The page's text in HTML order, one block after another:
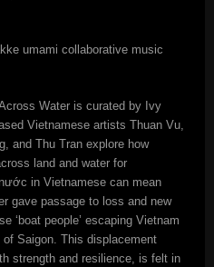
umami collaborative music
Water is curated by Ivy
Vietnamese artists Thuan Vu,
and Thu Tran explore how
land and water for
in Vietnamese can mean
gave passage to loss and new
‘boat people’ escaping Vietnam
Saigon. This displacement
strength and resilience, is felt in